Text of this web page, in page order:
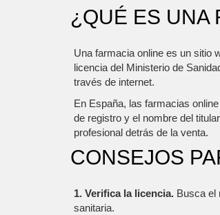
¿QUÉ ES UNA
Una farmacia online es un sitio
licencia del Ministerio de
través de internet.
En España, las farmacias
de registro y el nombre del
profesional detrás de la venta.
CONSEJOS
1. Verifica la licencia. Busca el
sanitaria.